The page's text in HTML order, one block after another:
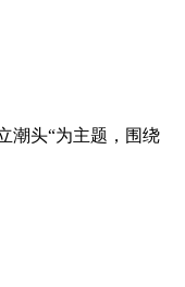
潮头“为主题，围绕